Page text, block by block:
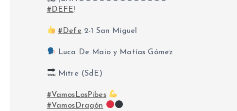
#DEFE!
#Defe 2-1 San Miguel
Luca De Maio y Matías Gómez
Mitre (SdE)
#VamosLosPibes
#VamosDragón